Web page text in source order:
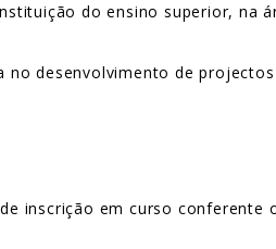
do ensino superior, na
no desenvolvimento de projectos
inscrição em curso conferente